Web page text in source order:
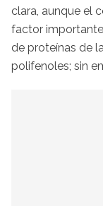
clara, aunque el
factor
de proteínas de
polifenoles; sin